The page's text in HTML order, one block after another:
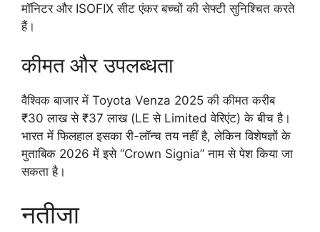
मॉनिटर और ISOFIX सीट एंकर बच्चों की सेफ्टी सुनिश्चित करते
हैं।
कीमत और उपलब्धता
वैश्विक बाजार में Toyota Venza 2025 की कीमत करीब
₹30 लाख से ₹37 लाख (LE से Limited वेरिएंट) के बीच है।
भारत में फिलहाल इसका री-लॉन्च तय नहीं है, लेकिन विशेषज्ञों के
मुताबिक 2026 में इसे “Crown Signia” नाम से पेश किया जा
सकता है।
नतीजा